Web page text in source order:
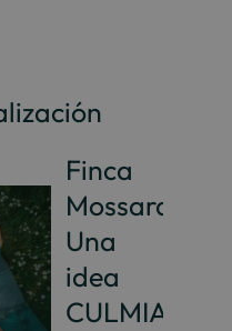
Finca
Mossara.
Una
idea
CULMIA